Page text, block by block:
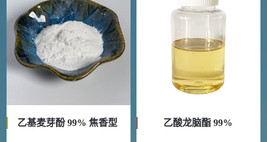
乙基麦芽酚 99% 焦香型 乙酸龙脑酯 99%